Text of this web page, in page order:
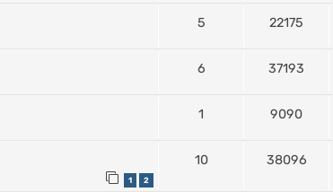
5 22175
6 37193
1 9090
1 2
10 38096